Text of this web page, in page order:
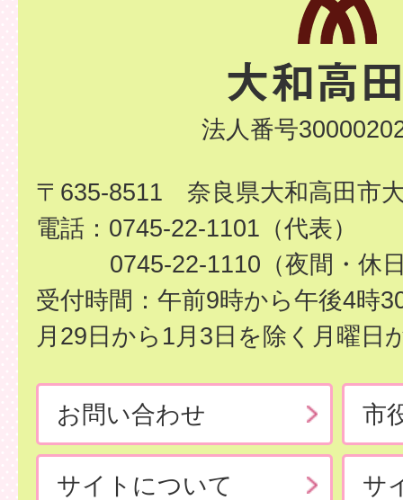
法人番号
〒635-8511 奈良県大和高田市
電話：0745-22-1101（代表）
0745-22-1110（夜間・休
受付時間：午前9時から午後4時
月29日から1月3日を除く月曜日
お問い合わせ 市
サイトについて サ